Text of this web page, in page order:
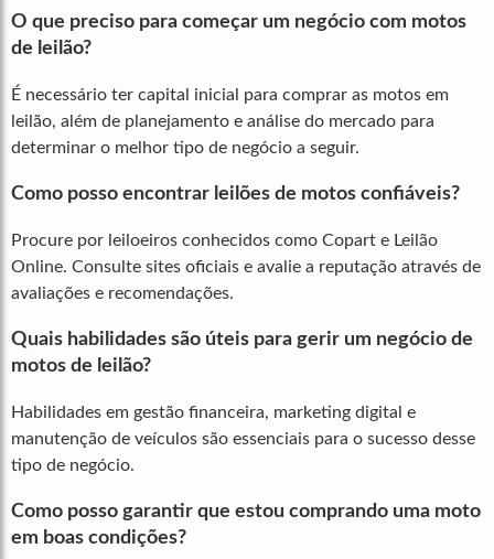
O que preciso para começar um negócio com motos
de leilão?
É necessário ter capital inicial para comprar as motos em
leilão, além de planejamento e análise do mercado para
determinar o melhor tipo de negócio a seguir.
Como posso encontrar leilões de motos confiáveis?
Procure por leiloeiros conhecidos como Copart e Leilão
Online. Consulte sites oficiais e avalie a reputação através de
avaliações e recomendações.
Quais habilidades são úteis para gerir um negócio de
motos de leilão?
Habilidades em gestão financeira, marketing digital e
manutenção de veículos são essenciais para o sucesso desse
tipo de negócio.
Como posso garantir que estou comprando uma moto
em boas condições?